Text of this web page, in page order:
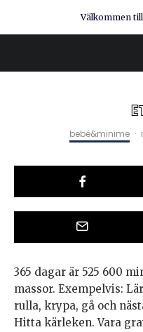
Välkommen
bebé&minime ·
365 dagar är 525 600
massor. Exempelvis:
rulla, krypa, gå och
Hitta kärleken. Vara